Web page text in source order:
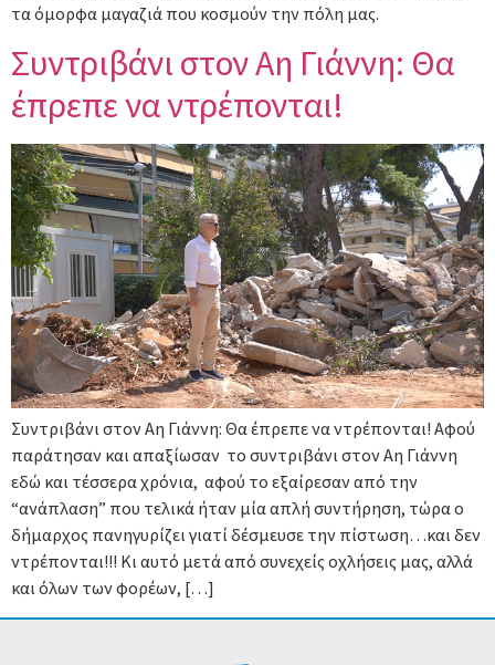
τα όμορφα μαγαζιά που κοσμούν την πόλη μας.
Συντριβάνι στον Αη Γιάννη: Θα
έπρεπε να ντρέπονται!
Συντριβάνι στον Αη Γιάννη: Θα έπρεπε να ντρέπονται! Αφού
παράτησαν και απαξίωσαν το συντριβάνι στον Αη Γιάννη
εδώ και τέσσερα χρόνια, αφού το εξαίρεσαν από την
“ανάπλαση” που τελικά ήταν μία απλή συντήρηση, τώρα ο
δήμαρχος πανηγυρίζει γιατί δέσμευσε την πίστωση…και δεν
ντρέπονται!!! Κι αυτό μετά από συνεχείς οχλήσεις μας, αλλά
και όλων των φορέων, […]